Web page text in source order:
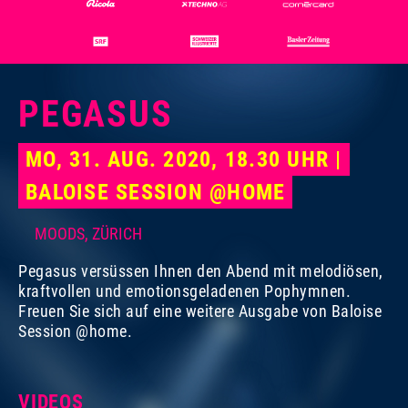
PEGASUS
MO, 31. AUG. 2020, 18.30 UHR |
BALOISE SESSION @HOME
MOODS, ZÜRICH
Pegasus versüssen Ihnen den Abend mit melodiösen,
kraftvollen und emotionsgeladenen Pophymnen.
Freuen Sie sich auf eine weitere Ausgabe von Baloise
Session @home.
VIDEOS
Foto: Fabienne Bühler